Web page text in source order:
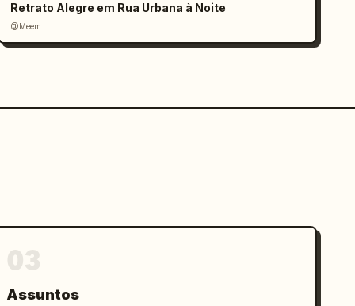
Retrato Alegre em Rua Urbana à Noite
@Meem
Assuntos